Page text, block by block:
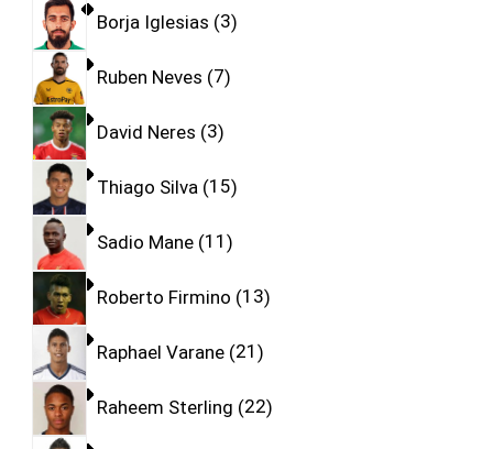
Borja Iglesias 3
Ruben Neves 7
David Neres 3
Thiago Silva 15
Sadio Mane 11
Roberto Firmino 13
Raphael Varane 21
Raheem Sterling 22